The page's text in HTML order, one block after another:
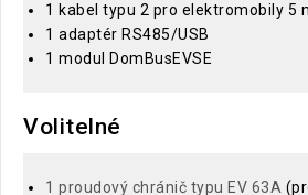
1 kabel typu 2 pro elektromobily 5
1 adaptér RS485/USB
1 modul DomBusEVSE
Volitelné
1 proudový chránič typu EV 63A